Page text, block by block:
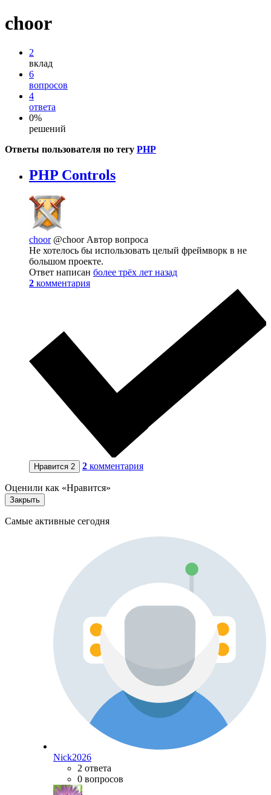
choor
2
вклад
6
вопросов
4
ответа
0%
решений
Ответы пользователя по тегу PHP
PHP Controls
choor @choor Автор вопроса
Не хотелось бы использовать целый фреймворк в не
большом проекте.
Ответ написан более трёх лет назад
2 комментария
Нравится 2 2 комментария
Оценили как «Нравится»
Закрыть
Самые активные сегодня
Nick2026
2 ответа
0 вопросов